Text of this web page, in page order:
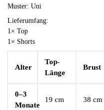
Muster: Uni
Lieferumfang:
1× Top
1× Shorts
Alter
Top-
Länge
Brust
0–3
Monate
19 cm 38 cm